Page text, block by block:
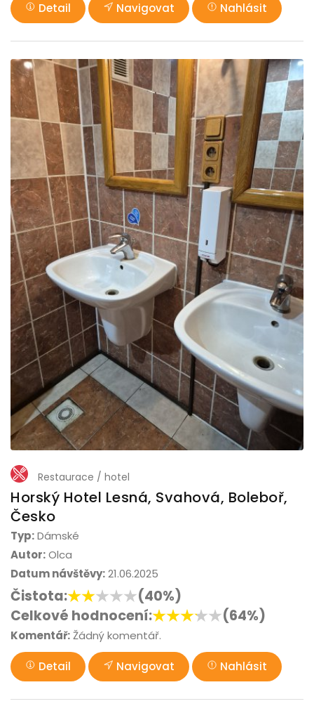
Detail Navigovat Nahlásit
Restaurace / hotel
Horský Hotel Lesná, Svahová, Boleboř,
Česko
Typ:Dámské
Autor:Olca
Datum návštěvy:21.06.2025
Čistota:
(40%)
Celkové hodnocení:
(64%)
Komentář:Žádný komentář.
Detail Navigovat Nahlásit